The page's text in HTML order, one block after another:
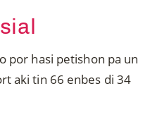
por hasi petishon pa un
aki tin 66 enbes di 34